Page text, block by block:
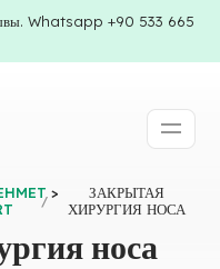
Whatsapp +90 533 665
>
ЗАКРЫТАЯ
ХИРУРГИЯ НОСА
носа